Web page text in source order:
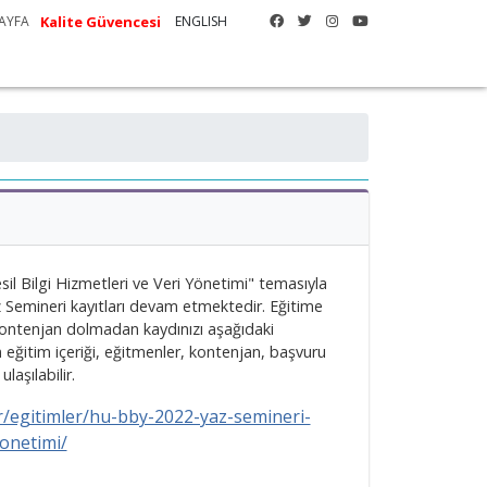
Kalite Güvencesi ENGLISH
Bilgi Hizmetleri ve Veri Yönetimi" temasıyla
kayıtları devam etmektedir. Eğitime
dolmadan kaydınızı aşağıdaki
eğitim içeriği, eğitmenler, kontenjan, başvuru
egitimler/hu-bby-2022-yaz-semineri-